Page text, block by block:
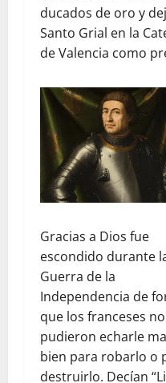
ducados de oro y
Santo Grial en la
de Valencia como
Gracias a Dios fue
escondido durante
Guerra de la
Independencia de
que los franceses no
pudieron echarle
bien para robarlo o
destruirlo. Decían